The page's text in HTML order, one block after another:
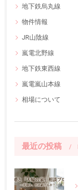
地下鉄烏丸線
物件情報
JR山陰線
嵐電北野線
地下鉄東西線
嵐電嵐山本線
相場について
最近の投稿